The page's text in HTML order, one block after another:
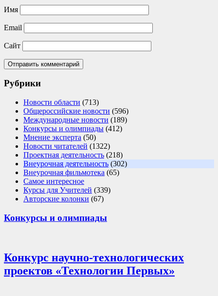
Имя
Email
Сайт
Рубрики
Новости области (713)
Общероссийские новости (596)
Международные новости (189)
Конкурсы и олимпиады (412)
Мнение эксперта (50)
Новости читателей (1322)
Проектная деятельность (218)
Внеурочная деятельность (302)
Внеурочная фильмотека (65)
Самое интересное
Курсы для Учителей (339)
Авторские колонки (67)
Конкурсы и олимпиады
Конкурс научно-технологических
проектов «Технологии Первых»